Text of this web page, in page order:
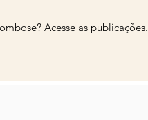
Acesse as publicações.